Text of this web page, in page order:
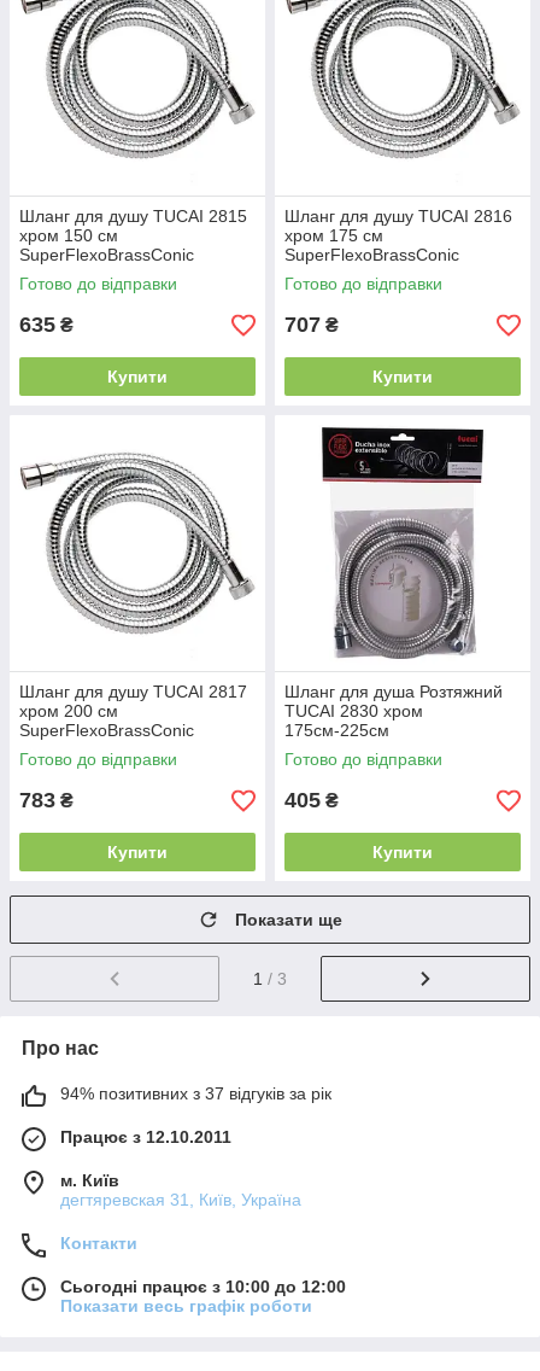
Шланг для душу TUCAI 2815
хром 150 см
SuperFlexoBrassConic
Посилений, made in SPAIN
Готово до відправки
635 ₴
Купити
Шланг для душу TUCAI 2816
хром 175 см
SuperFlexoBrassConic
Посилений, made in SPAIN
Готово до відправки
707 ₴
Купити
Шланг для душу TUCAI 2817
хром 200 см
SuperFlexoBrassConic
Посилений, made in SPAIN
Готово до відправки
783 ₴
Купити
Шланг для душа Розтяжний
TUCAI 2830 хром
175см-225см
FlexoInoxExtensible
Посилений, made in SPAIN
Готово до відправки
405 ₴
Купити
Показати ще
1 / 3
Про нас
94% позитивних з 37 відгуків за рік
Працює з 12.10.2011
м. Київ
дегтяревская 31, Київ, Україна
Контакти
Сьогодні працює з 10:00 до 12:00
Показати весь графік роботи